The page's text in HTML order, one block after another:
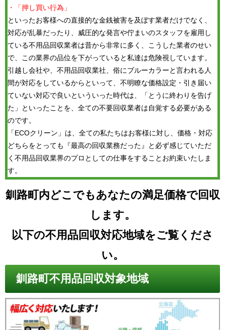
・「押し買い行為」
といったお客様への直接的な金銭被害を及ぼす業者だけでなく、
対応が乱暴だったり、威圧的な発言や佇まいのスタッフを雇用し
ている不用品回収業者は昔から非常に多く、こうした業者のせい
で、この業界の品位を下がっていると私達は危険視しています。
引越し会社や、不用品回収業社、俗にブルーカラーと言われる人
間が対応をしているからといって、不明瞭な価格設定・引き届い
ていない対応で良いといういった時代は、「とうに終わりを告げ
た」といったことを、全ての不要回収業者は自覚する必要がある
のです。
「ECOクリーン」は、全ての私たちはお客様に対し、価格・対応
どちらをとっても『最高の回収業務だった』と必ず感じていただ
く不用品回収業界のプロとしての仕事をすることお約束いたしま
す。
釧路町内どこでもあなたの満足価格で回収
します。
以下の不用品回収対応地域をご覧くださ
い。
釧路町不用品回収対象地域